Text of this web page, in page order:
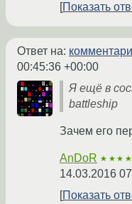
Показать
Ответ на:
00:45:36 +00:00
Я ещё в
battleship
Зачем его
AnDoR
14.03.2016
Показать